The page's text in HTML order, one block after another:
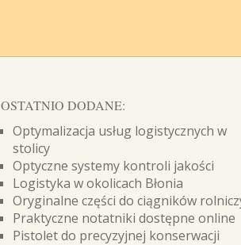
OSTATNIO DODANE:
Optymalizacja usług logistycznych w
stolicy
Optyczne systemy kontroli jakości
Logistyka w okolicach Błonia
Oryginalne części do ciągników
Praktyczne notatniki dostępne online
Pistolet do precyzyjnej konserwacji